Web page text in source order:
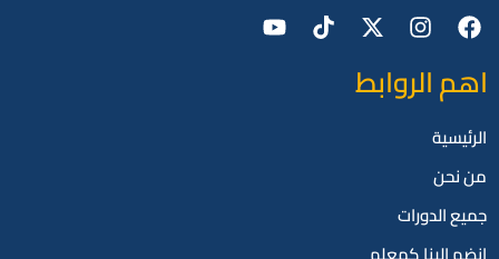
اهم الروابط
الرئيسية
من نحن
جميع الدورات